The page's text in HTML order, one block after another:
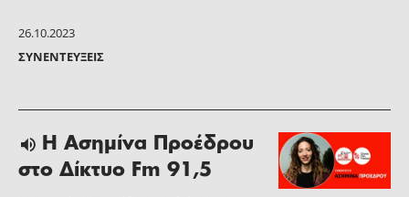
26.10.2023
ΣΥΝΕΝΤΕΎΞΕΙΣ
Η Ασημίνα Προέδρου
στο Δίκτυο Fm 91,5